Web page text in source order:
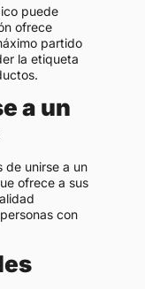
puede
ofrece
partido
la etiqueta
a un
de unirse a un
ofrece a sus
con